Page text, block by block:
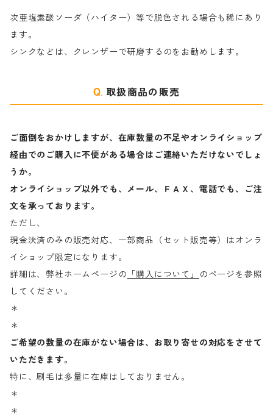
次亜塩素酸ソーダ（ハイター）等で脱色される場合も稀にあり
ます。
シンクなどは、クレンザーで研磨するのをお勧めします。
取扱商品の販売
ご面倒をおかけしますが、在庫数量の不足やオンライショップ
経由でのご購入に不便がある場合はご連絡いただけないでしょ
うか。
オンライショップ以外でも、メール、ＦＡＸ、電話でも、ご注
文を承っております。
ただし、
現金決済のみの販売対応、一部商品（セット販売等）はオンラ
イショップ限定になります。
詳細は、弊社ホームページの 「購入について」
のページを参照
してください。
＊
＊
ご希望の数量の在庫がない場合は、お取り寄せの対応をさせて
いただきます。
特に、刷毛は多量に在庫はしておりません。
＊
＊